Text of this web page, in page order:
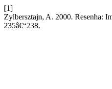
[1]
Zylbersztajn, A. 2000. Resenha:
235â€“238.